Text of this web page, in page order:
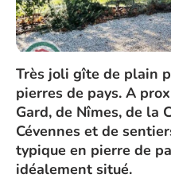
Très joli gîte de plain
pierres de pays. A
Gard, de Nîmes, de la
Cévennes et de
typique en pierre de
idéalement situé.